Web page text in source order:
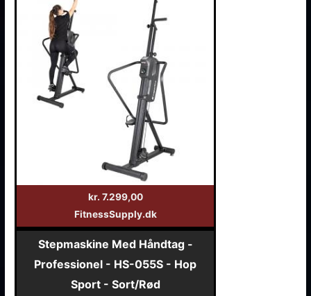
kr. 7.299,00
FitnessSupply.dk
Stepmaskine Med Håndtag -
Professionel - HS-055S - Hop
Sport - Sort/Rød